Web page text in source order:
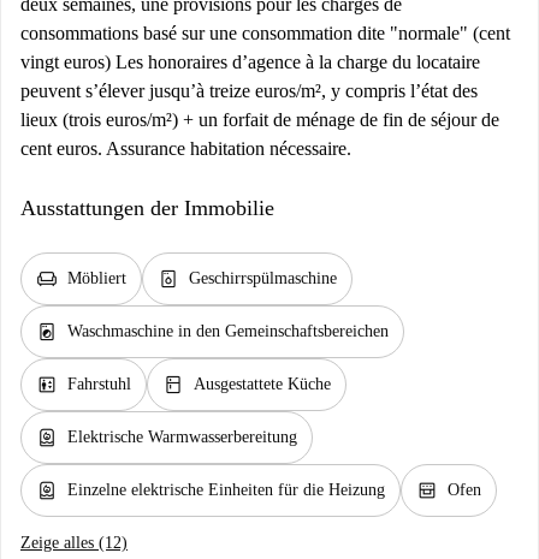
deux semaines, une provisions pour les charges de
consommations basé sur une consommation dite "normale" (cent
vingt euros) Les honoraires d’agence à la charge du locataire
peuvent s’élever jusqu’à treize euros/m², y compris l’état des
lieux (trois euros/m²) + un forfait de ménage de fin de séjour de
cent euros. Assurance habitation nécessaire.
Ausstattungen der Immobilie
chair Möbliert dishwasher_gen Geschirrspülmaschine
local_laundry_service Waschmaschine in den Gemeinschaftsbereichen
elevator Fahrstuhl kitchen Ausgestattete Küche
water_heater Elektrische Warmwasserbereitung
water_heater Einzelne elektrische Einheiten für die Heizung oven_gen Ofen
Zeige alles (12)